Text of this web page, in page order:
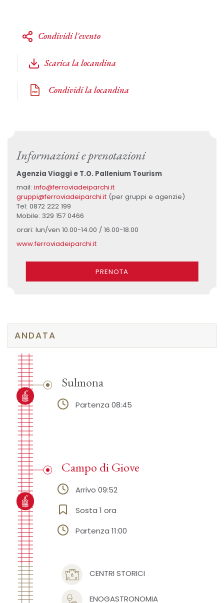
Condividi l'evento
Scarica la locandina
Condividi la locandina
Informazioni e prenotazioni
Agenzia Viaggi e T.O. Pallenium Tourism
mail: info@ferroviadeiparchi.it
gruppi@ferroviadeiparchi.it(per gruppi e agenzie)
Tel: 0872 222 199
Mobile: 329 157 0466
orari: lun/ven 10.00-14.00 / 16.00-18.00
www.ferroviadeiparchi.it
PRENOTA
ANDATA
Sulmona
Partenza 08:45
CENTRI STORICI
ENOGASTRONOMIA
Campo di Giove
Arrivo 09:52
Sosta 1 ora
Partenza 11:00